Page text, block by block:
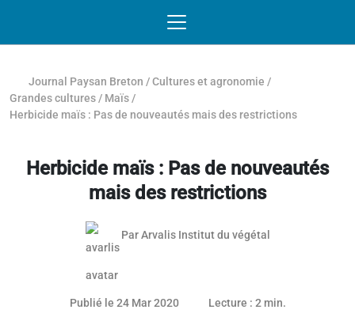
Journal Paysan Breton /Cultures et agronomie /
Grandes cultures / Maïs /
Herbicide maïs : Pas de nouveautés mais des restrictions
Herbicide maïs : Pas de nouveautés
mais des restrictions
ParArvalis Institut du végétal
Publié le 24 Mar 2020 Lecture : 2 min.